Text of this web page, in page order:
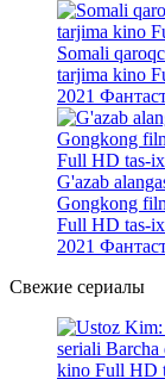
Somali
tarjima kino
2021
G'azab
Gongkong
Full HD tas-
2021
Свежие сериалы